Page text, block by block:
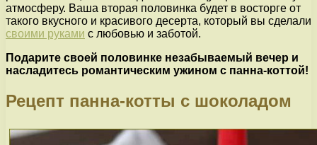
атмосферу. Ваша вторая половинка будет в восторге от
такого вкусного и красивого десерта, который вы сделали
своими руками с любовью и заботой.
Подарите своей половинке незабываемый вечер и
насладитесь романтическим ужином с панна-коттой!
Рецепт панна-котты с шоколадом